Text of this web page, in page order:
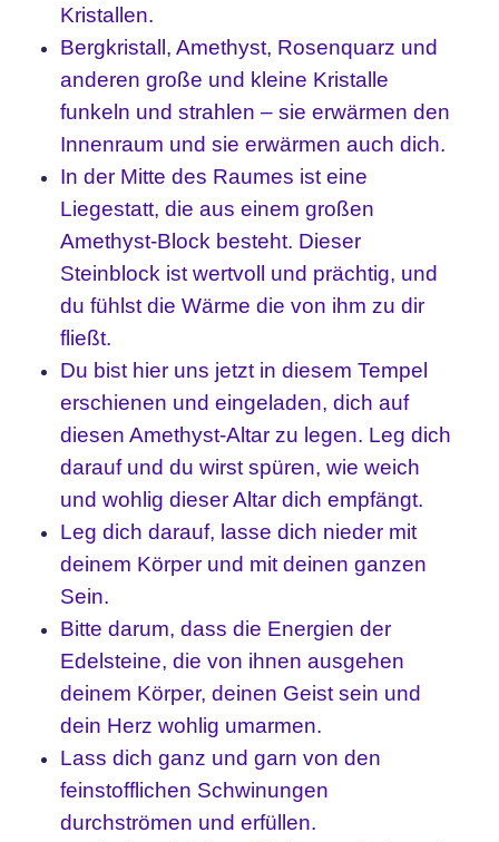
Kristallen.
Bergkristall, Amethyst, Rosenquarz und
anderen große und kleine Kristalle
funkeln und strahlen – sie erwärmen den
Innenraum und sie erwärmen auch dich.
In der Mitte des Raumes ist eine
Liegestatt, die aus einem großen
Amethyst-Block besteht. Dieser
Steinblock ist wertvoll und prächtig, und
du fühlst die Wärme die von ihm zu dir
fließt.
Du bist hier uns jetzt in diesem Tempel
erschienen und eingeladen, dich auf
diesen Amethyst-Altar zu legen. Leg dich
darauf und du wirst spüren, wie weich
und wohlig dieser Altar dich empfängt.
Leg dich darauf, lasse dich nieder mit
deinem Körper und mit deinen ganzen
Sein.
Bitte darum, dass die Energien der
Edelsteine, die von ihnen ausgehen
deinem Körper, deinen Geist sein und
dein Herz wohlig umarmen.
Lass dich ganz und garn von den
feinstofflichen Schwinungen
durchströmen und erfüllen.